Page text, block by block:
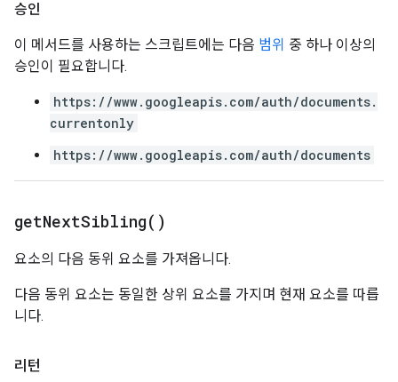
승인
이 메서드를 사용하는 스크립트에는 다음 범위 중 하나 이상의
승인이 필요합니다.
https://www.googleapis.com/auth/documents.
currentonly
https://www.googleapis.com/auth/documents
getNextSibling( )
요소의 다음 동위 요소를 가져옵니다.
다음 동위 요소는 동일한 상위 요소를 가지며 현재 요소를 따릅
니다.
리턴